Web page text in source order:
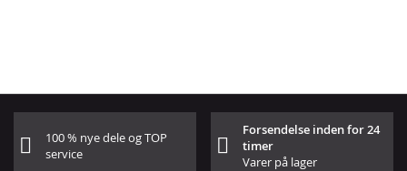
100 % nye dele og TOP
service
Forsendelse inden for 24
timer
Varer på lager